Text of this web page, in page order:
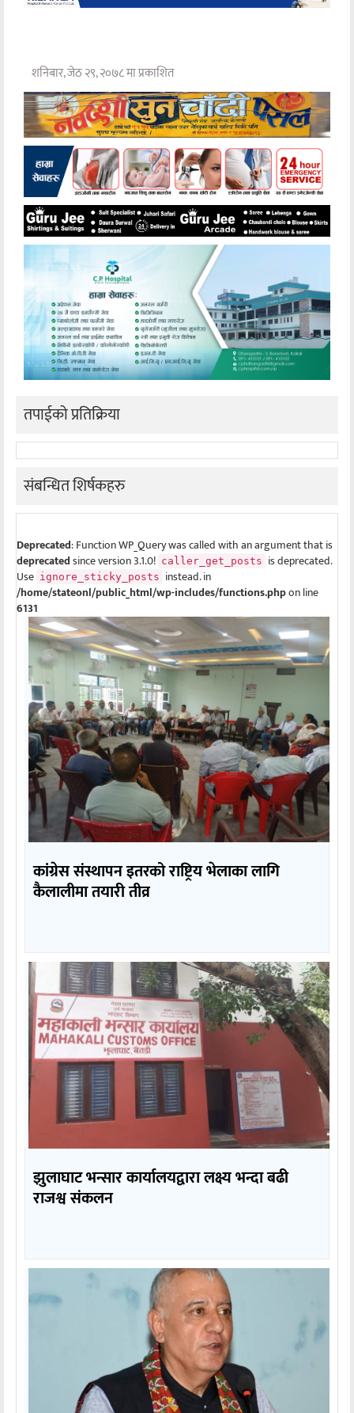
शनिबार, जेठ २९, २०७८ मा प्रकाशित
तपाईको प्रतिक्रिया
संबन्धित शिर्षकहरु
Deprecated: Function WP_Query was called with an argument that is
deprecatedsince version 3.1.0! caller_get_posts is deprecated.
Use ignore_sticky_posts instead. in
/home/stateonl/public_html/wp-includes/functions.phpon line
6131
कांग्रेस संस्थापन इतरको राष्ट्रिय भेलाका लागि
कैलालीमा तयारी तीव्र
झुलाघाट भन्सार कार्यालयद्वारा लक्ष्य भन्दा बढी
राजश्व संकलन